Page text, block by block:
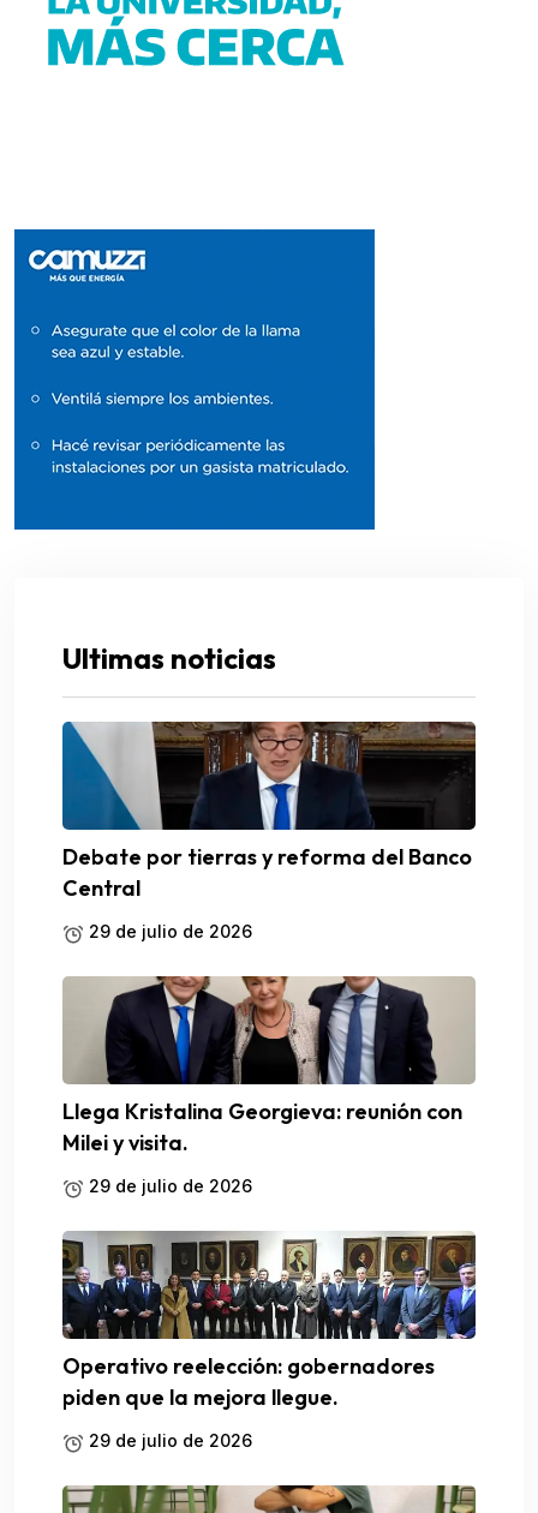
Ultimas noticias
Debate por tierras y reforma del Banco
Central
29 de julio de 2026
Llega Kristalina Georgieva: reunión con
Milei y visita.
29 de julio de 2026
Operativo reelección: gobernadores
piden que la mejora llegue.
29 de julio de 2026